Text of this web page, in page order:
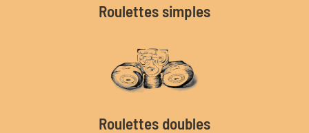
Roulettes simples
Roulettes doubles